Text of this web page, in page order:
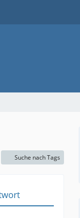
Suche nach Tags